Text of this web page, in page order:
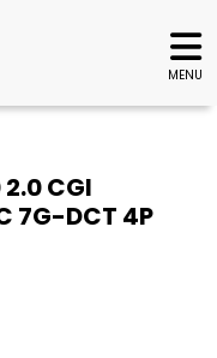
MENU
2.0 CGI
7G-DCT 4P